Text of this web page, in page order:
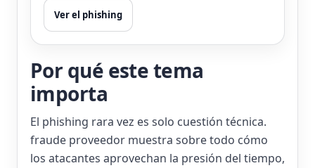
Ver el phishing
Por qué este tema
importa
El phishing rara vez es solo cuestión técnica.
fraude proveedor muestra sobre todo cómo
los atacantes aprovechan la presión del tiempo,